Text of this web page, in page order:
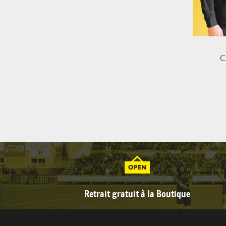
Retrait gratuit à la Boutique